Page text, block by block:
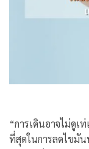
“การเดินอาจไม่ดูเ
ที่สุดในการลดไขมัน